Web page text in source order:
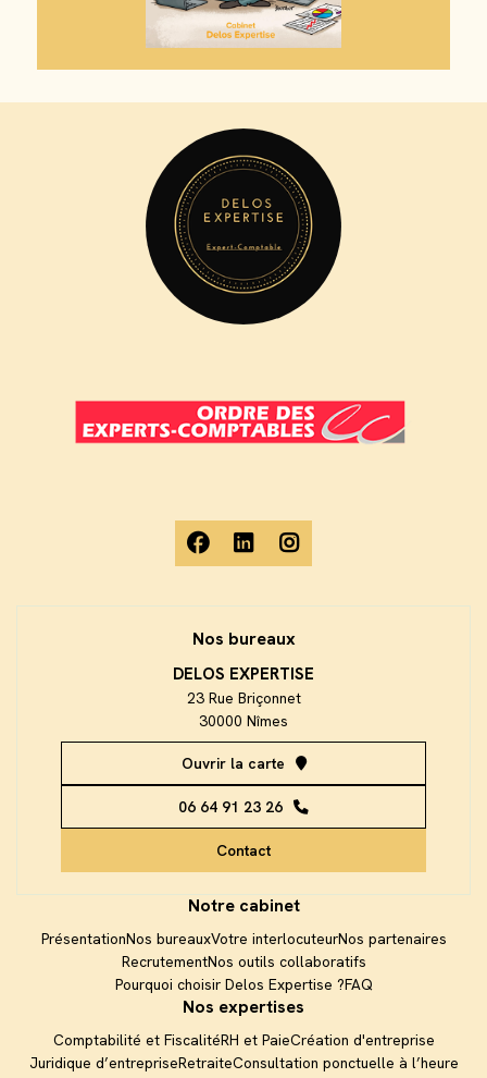
Être rappelé
Prendre RDV
Nos bureaux
DELOS EXPERTISE
23 Rue Briçonnet
30000 Nîmes
Ouvrir la carte
06 64 91 23 26
Contact
Notre cabinet
PrésentationNos bureauxVotre interlocuteurNos partenaires
RecrutementNos outils collaboratifs
Pourquoi choisir Delos Expertise ?FAQ
Nos expertises
Comptabilité et FiscalitéRH et PaieCréation d'entreprise
Juridique d’entrepriseRetraiteConsultation ponctuelle à l’heure